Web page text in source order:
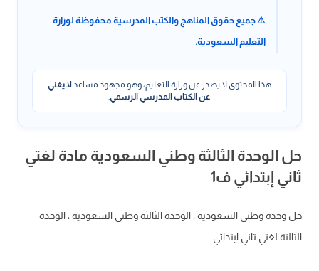
⚠️ جميع حقوق المناهج والكتب المدرسية محفوظة لوزارة
التعليم السعودية.
هذا المحتوى لا يصدر عن وزارة التعليم، وهو مجهود مساعدلا يغني
عن الكتاب المدرسي الرسمي.
حل الوحدة الثالثة وطني السعودية مادة لغتي
ثاني إبتدائي ف1
حل وحدة وطني السعودية ، الوحدة الثالثة وطني السعودية ، الوحدة
الثالثة لغتي ثاني ابتدائي